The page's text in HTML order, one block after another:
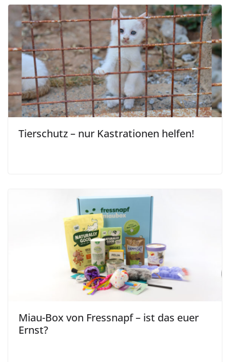
Tierschutz – nur Kastrationen helfen!
Miau-Box von Fressnapf – ist das euer
Ernst?